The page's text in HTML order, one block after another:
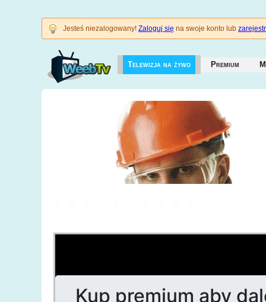
Jesteś niezalogowany! Zaloguj się na swoje konto lub
Telewizja na żywo Premium